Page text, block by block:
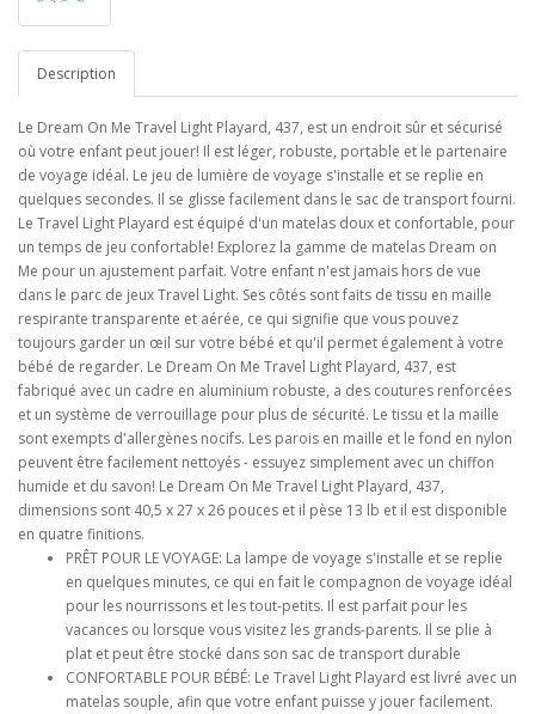
Description
Le Dream On Me Travel Light Playard, 437, est un endroit sûr et sécurisé
où votre enfant peut jouer! Il est léger, robuste, portable et le partenaire
de voyage idéal. Le jeu de lumière de voyage s'installe et se replie en
quelques secondes. Il se glisse facilement dans le sac de transport fourni.
Le Travel Light Playard est équipé d'un matelas doux et confortable, pour
un temps de jeu confortable! Explorez la gamme de matelas Dream on
Me pour un ajustement parfait. Votre enfant n'est jamais hors de vue
dans le parc de jeux Travel Light. Ses côtés sont faits de tissu en maille
respirante transparente et aérée, ce qui signifie que vous pouvez
toujours garder un œil sur votre bébé et qu'il permet également à votre
bébé de regarder. Le Dream On Me Travel Light Playard, 437, est
fabriqué avec un cadre en aluminium robuste, a des coutures renforcées
et un système de verrouillage pour plus de sécurité. Le tissu et la maille
sont exempts d'allergènes nocifs. Les parois en maille et le fond en nylon
peuvent être facilement nettoyés - essuyez simplement avec un chiffon
humide et du savon! Le Dream On Me Travel Light Playard, 437,
dimensions sont 40,5 x 27 x 26 pouces et il pèse 13 lb et il est disponible
en quatre finitions.
PRÊT POUR LE VOYAGE: La lampe de voyage s'installe et se replie
en quelques minutes, ce qui en fait le compagnon de voyage idéal
pour les nourrissons et les tout-petits. Il est parfait pour les
vacances ou lorsque vous visitez les grands-parents. Il se plie à
plat et peut être stocké dans son sac de transport durable
CONFORTABLE POUR BÉBÉ: Le Travel Light Playard est livré avec un
matelas souple, afin que votre enfant puisse y jouer facilement.